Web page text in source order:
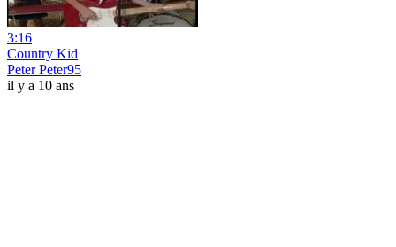
3:16
Country Kid
Peter Peter95
il y a 10 ans